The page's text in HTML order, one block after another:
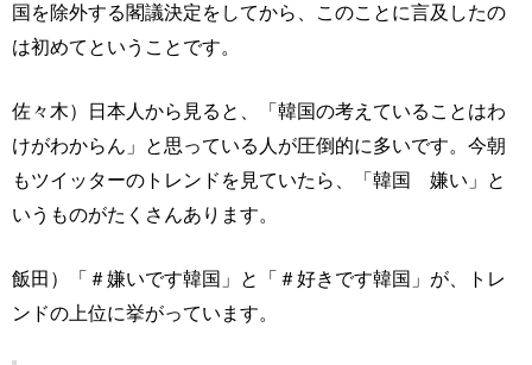
国を除外する閣議決定をしてから、このことに言及したの
は初めてということです。
佐々木）日本人から見ると、「韓国の考えていることはわ
けがわからん」と思っている人が圧倒的に多いです。今朝
もツイッターのトレンドを見ていたら、「韓国 嫌い」と
いうものがたくさんあります。
飯田）「＃嫌いです韓国」と「＃好きです韓国」が、トレ
ンドの上位に挙がっています。